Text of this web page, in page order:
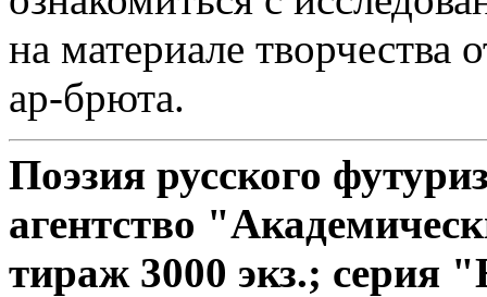
на материале творчества
ар-брюта.
Поэзия русского
агентство
тираж 3000 экз.; серия